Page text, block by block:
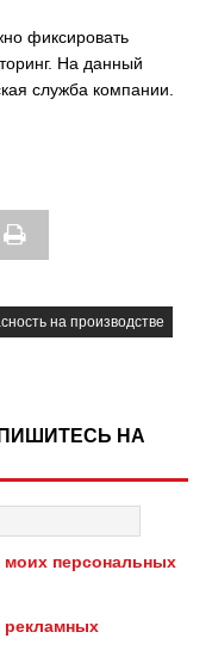
фиксировать
На данный
служба компании.
на производстве
НА
моих персональных
рекламных